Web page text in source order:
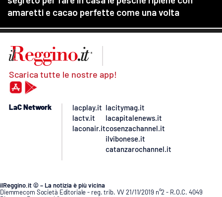
Scarica tutte le nostre app!
LaC Network
lacplay.it
lactv.it
laconair.it
lacitymag.it
lacapitalenews.it
cosenzachannel.it
ilvibonese.it
catanzarochannel.it
ilReggino.it © – La notizia è più vicina
Diemmecom Società Editoriale - reg. trib. VV 21/11/2019 n°2 - R.O.C. 4049